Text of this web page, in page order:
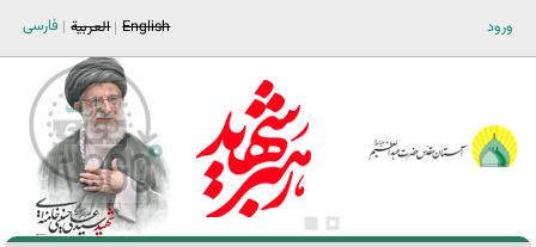
ورود فارسی العربية English